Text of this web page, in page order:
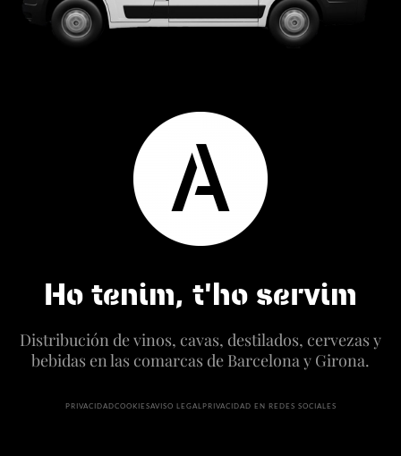
Ho tenim, t'ho servim
Distribución de vinos, cavas, destilados, cervezas y
bebidas en las comarcas de Barcelona y Girona.
PRIVACIDADCOOKIESAVISO LEGAL PRIVACIDAD EN REDES SOCIALES